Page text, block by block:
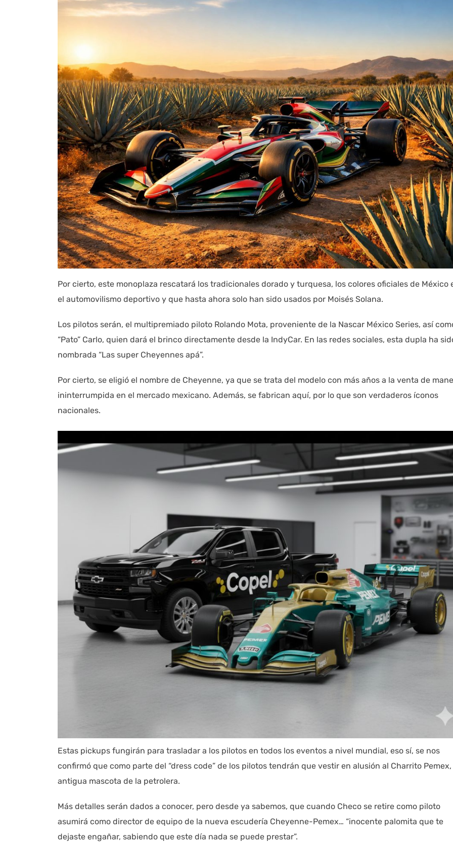
Por cierto, este monoplaza rescatará los tradicionales dorado y turquesa, los colores oficiales de México
el automovilismo deportivo y que hasta ahora solo han sido usados por Moisés Solana.
Los pilotos serán, el multipremiado piloto Rolando Mota, proveniente de la Nascar México Series, así
“Pato” Carlo, quien dará el brinco directamente desde la IndyCar. En las redes sociales, esta dupla ha
nombrada “Las super Cheyennes apá”.
Por cierto, se eligió el nombre de Cheyenne, ya que se trata del modelo con más años a la venta de
ininterrumpida en el mercado mexicano. Además, se fabrican aquí, por lo que son verdaderos íconos
nacionales.
Estas pickups fungirán para trasladar a los pilotos en todos los eventos a nivel mundial, eso sí, se nos
confirmó que como parte del “dress code” de los pilotos tendrán que vestir en alusión al Charrito Pemex,
antigua mascota de la petrolera.
Más detalles serán dados a conocer, pero desde ya sabemos, que cuando Checo se retire como piloto
asumirá como director de equipo de la nueva escudería Cheyenne-Pemex… “inocente palomita que te
dejaste engañar, sabiendo que este día nada se puede prestar”.